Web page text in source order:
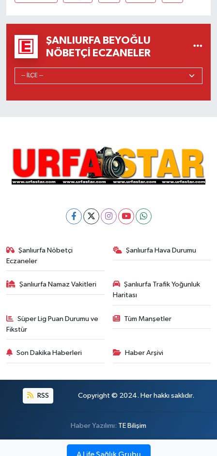
ŞANLIURFA BEYOĞLU
NÖBETÇI ECZANELER
Şanlıurfa Nöbetçi
Eczaneler
Şanlıurfa Hava Durumu
Şanlıurfa Namaz Vakitleri
Şanlıurfa Trafik Yoğunluk
Haritası
Süper Lig Puan Durumu ve
Fikstür
Tüm Manşetler
Son Dakika Haberleri Haber Arşivi
RSS Copyright © 2024. Her hakkı saklıdır.
Haber Yazılımı: TE Bilişim